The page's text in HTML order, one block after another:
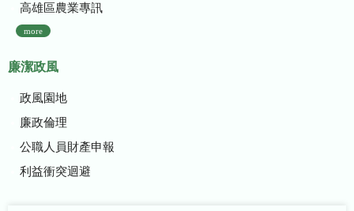
高雄區農業專訊
more
廉潔政風
政風園地
廉政倫理
公職人員財產申報
利益衝突迴避